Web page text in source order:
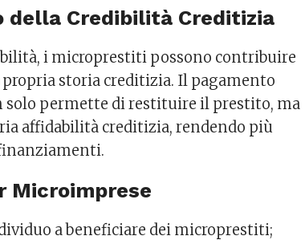
della Credibilità Creditizia
i microprestiti possono contribuire
storia creditizia. Il pagamento
solo permette di restituire il prestito, ma
affidabilità creditizia, rendendo più
Microimprese
a beneficiare dei microprestiti;